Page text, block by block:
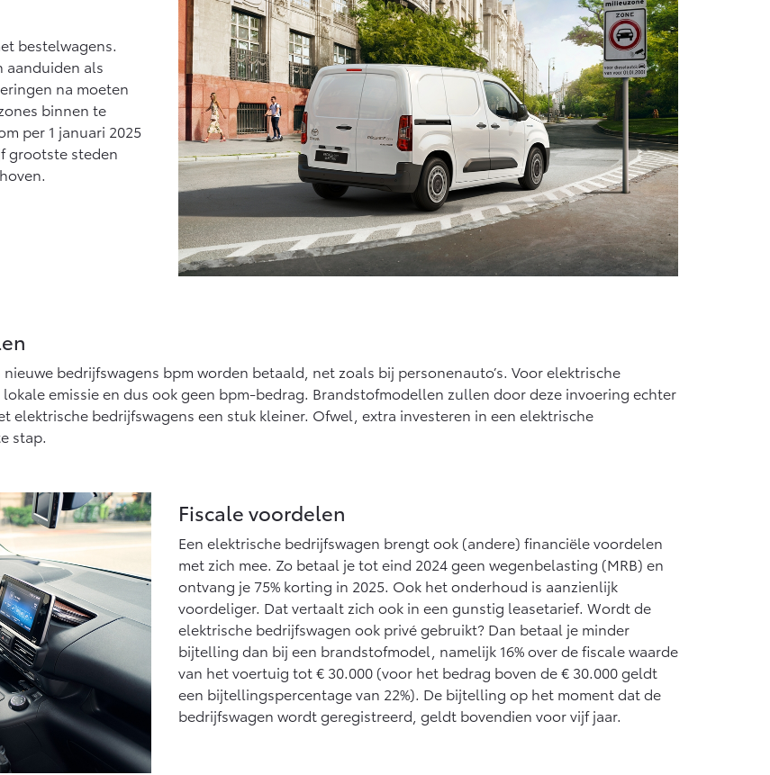
Vanaf € 37.500,- Vanaf € 55.950,-
(excl. BTW)
ALS BATTERIJ-
Land Cruiser (excl.
BTW)
Vanaf € 89.986,-
bestelwagens.
aanduiden als
na moeten
binnen te
per 1 januari 2025
grootste steden
bedrijfswagens bpm worden betaald, net zoals bij personenauto’s. Voor elektrische
emissie en dus ook geen bpm-bedrag. Brandstofmodellen zullen door deze invoering echter
elektrische bedrijfswagens een stuk kleiner. Ofwel, extra investeren in een elektrische
stap.
Fiscale voordelen
Een elektrische bedrijfswagen brengt ook (andere) financiële voordelen
met zich mee. Zo betaal je tot eind 2024 geen wegenbelasting (MRB) en
ontvang je 75% korting in 2025. Ook het onderhoud is aanzienlijk
voordeliger. Dat vertaalt zich ook in een gunstig leasetarief. Wordt de
elektrische bedrijfswagen ook privé gebruikt? Dan betaal je minder
bijtelling dan bij een brandstofmodel, namelijk 16% over de fiscale waarde
van het voertuig tot € 30.000 (voor het bedrag boven de € 30.000 geldt
een bijtellingspercentage van 22%). De bijtelling op het moment dat de
bedrijfswagen wordt geregistreerd, geldt bovendien voor vijf jaar.